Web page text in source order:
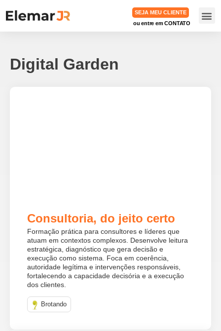
SEJA MEU CLIENTE
ou entre em CONTATO
Digital Garden
Consultoria, do jeito certo
Formação prática para consultores e líderes que
atuam em contextos complexos. Desenvolve leitura
estratégica, diagnóstico que gera decisão e
execução como sistema. Foca em coerência,
autoridade legítima e intervenções responsáveis,
fortalecendo a capacidade decisória e a execução
dos clientes.
Brotando